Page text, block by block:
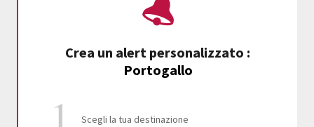
Crea un alert personalizzato :
Portogallo
Scegli la tua destinazione